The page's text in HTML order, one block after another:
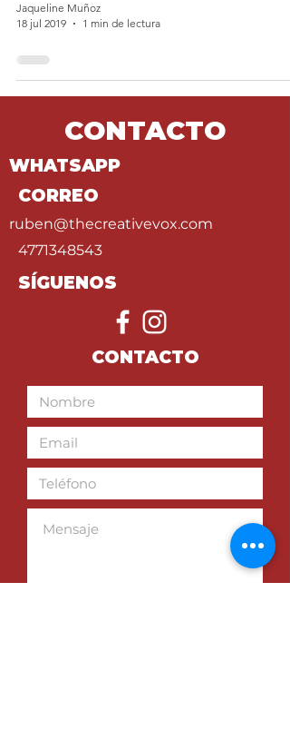
Jaqueline Muñoz
18 jul 2019
1 min de lectura
CONTACTO
WHATSAPP
CORREO
ruben@thecreativevox.com
4771348543
SÍGUENOS
CONTACTO